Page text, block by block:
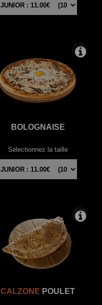
BOLOGNAISE
Sélectionnez la taille
CALZONE POULET